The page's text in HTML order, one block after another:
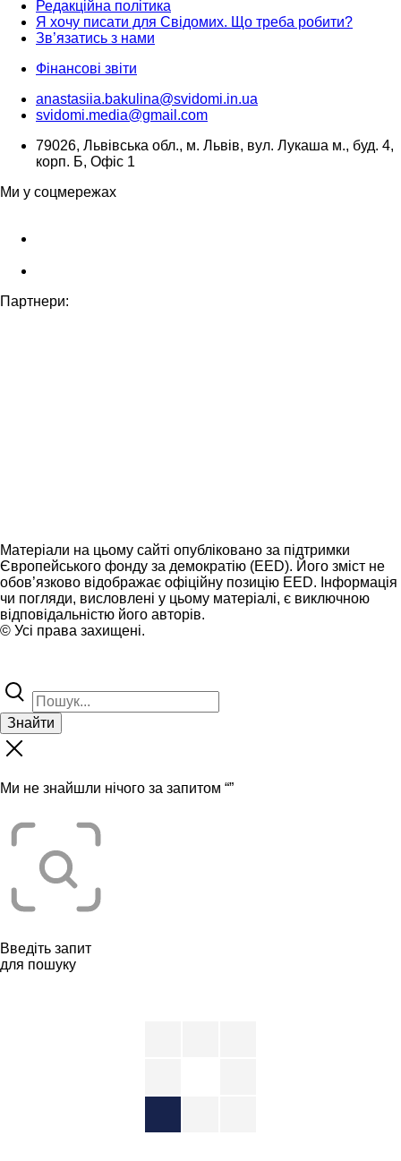
Редакційна політика
Я хочу писати для Свідомих. Що треба робити?
Зв’язатись з нами
Фінансові звіти
anastasiia.bakulina@svidomi.in.ua
svidomi.media@gmail.com
79026, Львівська обл., м. Львів, вул. Лукаша м., буд. 4,
корп. Б, Офіс 1
Ми у соцмережах
Партнери:
Матеріали на цьому сайті опубліковано за підтримки
Європейського фонду за демократію (EED). Його зміст не
обов’язково відображає офіційну позицію EED. Інформація
чи погляди, висловлені у цьому матеріалі, є виключною
відповідальністю його авторів.
© Усі права захищені.
Знайти
Ми не знайшли нічого за запитом “”
Введіть запит
для пошуку